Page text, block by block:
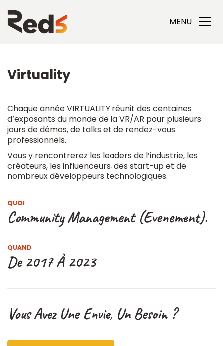
MENU
Virtuality
Chaque année VIRTUALITY réunit des centaines
d’exposants du monde de la VR/AR pour plusieurs
jours de démos, de talks et de rendez-vous
professionnels.
Vous y rencontrerez les leaders de l’industrie, les
créateurs, les influenceurs, des start-up et de
nombreux développeurs technologiques.
QUOI
Community Management (Evenement).
QUAND
De 2017 À 2023
Vous Avez Une Envie, Un Besoin ?